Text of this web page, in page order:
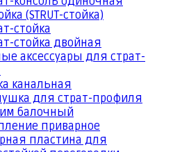
(STRUT-стойка)
стойка
стойка двойная
аксессуары для страт-
канальная
для страт-профиля
балочный
приварное
пластина для